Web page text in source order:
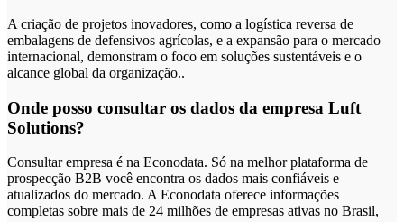
A criação de projetos inovadores, como a logística reversa de
embalagens de defensivos agrícolas, e a expansão para o mercado
internacional, demonstram o foco em soluções sustentáveis e o
alcance global da organização..
Onde posso consultar os dados da empresa Luft
Solutions?
Consultar empresa é na Econodata. Só na melhor plataforma de
prospecção B2B você encontra os dados mais confiáveis e
atualizados do mercado. A Econodata oferece informações
completas sobre mais de 24 milhões de empresas ativas no Brasil,